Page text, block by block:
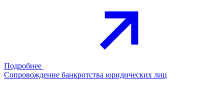
Подробнее
Сопровождение банкротства юридических лиц